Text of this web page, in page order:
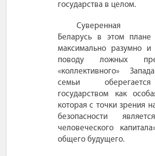
государства в целом.
Суверенная
Беларусь в этом плане
максимально разумно
поводу ложных
«коллективного»
семьи
государством как
которая с точки зрения
безопасности
человеческого
общего будущего.